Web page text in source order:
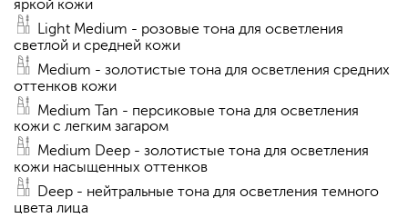
яркой кожи
Light Medium - розовые тона для осветления
светлой и средней кожи
Medium - золотистые тона для осветления средних
оттенков кожи
Medium Tan - персиковые тона для осветления
кожи с легким загаром
Medium Deep - золотистые тона для осветления
кожи насыщенных оттенков
Deep - нейтральные тона для осветления темного
цвета лица